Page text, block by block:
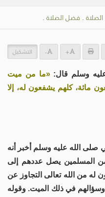
الصلاة . فضل الصلاة .
+
- التشكيل
وسلم قال:«ما من ميت
مائة، كلهم يشفعون له، إلا
الله عليه وسلم أخبر أنه
المسلمين يصل عددهم إلى
من الله تعالى التجاوز عن
وسؤالهم في ذلك الميت. وقوله